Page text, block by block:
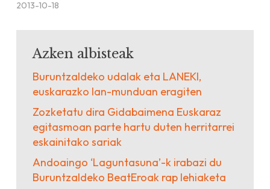
2013-10-18
Azken albisteak
Buruntzaldeko udalak eta LANEKI,
euskarazko lan-munduan eragiten
Zozketatu dira Gidabaimena Euskaraz
egitasmoan parte hartu duten herritarrei
eskainitako sariak
Andoaingo ‘Laguntasuna’-k irabazi du
Buruntzaldeko BeatEroak rap lehiaketa